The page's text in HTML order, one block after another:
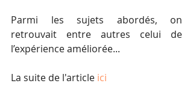
Parmi les sujets abordés, on
retrouvait entre autres celui de
l’expérience améliorée...
La suite de l'article ici